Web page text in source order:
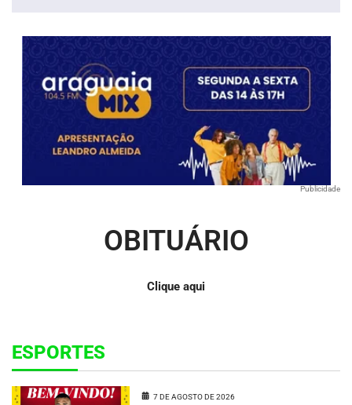
Publicidade
OBITUÁRIO
Clique aqui
ESPORTES
7 DE AGOSTO DE 2026